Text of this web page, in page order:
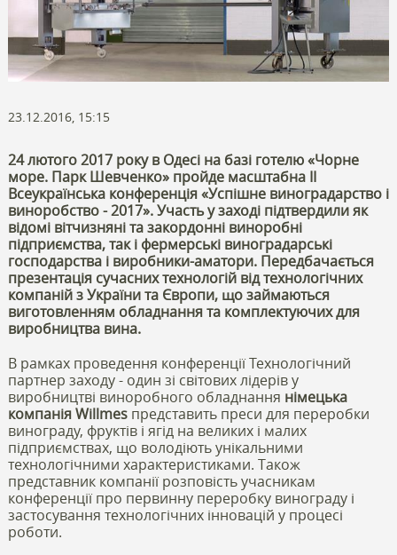
23.12.2016, 15:15
24 лютого 2017 року в Одесі на базі готелю «Чорне
море. Парк Шевченко» пройде масштабна ІІ
Всеукраїнська конференція «Успішне виноградарство і
виноробство - 2017». Участь у заході підтвердили як
відомі вітчизняні та закордонні виноробні
підприємства, так і фермерські виноградарські
господарства і виробники-аматори. Передбачається
презентація сучасних технологій від технологічних
компаній з України та Європи, що займаються
виготовленням обладнання та комплектуючих для
виробництва вина.
В рамках проведення конференції Технологічний
партнер заходу - один зі світових лідерів у
виробництві виноробного обладнання німецька
компанія Willmesпредставить преси для переробки
винограду, фруктів і ягід на великих і малих
підприємствах, що володіють унікальними
технологічними характеристиками. Також
представник компанії розповість учасникам
конференції про первинну переробку винограду і
застосування технологічних інновацій у процесі
роботи.